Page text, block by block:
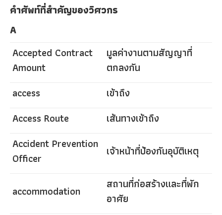
คำศัพท์ที่สำคัญของวิศวกร
A
Accepted Contract
Amount
มูลค่างานตามสัญญาที่
ตกลงกัน
access
เข้าถึง
Access Route
เส้นทางเข้าถึง
Accident Prevention
Officer
เจ้าหน้าที่ป้องกันอุบัติเหตุ
accommodation
สถานที่ก่อสร้างและที่พัก
อาศัย